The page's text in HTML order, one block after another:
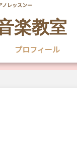
ノレッスンー
楽教室
プロフィール